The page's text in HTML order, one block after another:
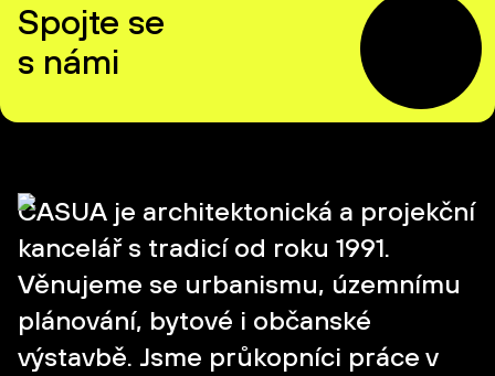
Spojte se
s námi
CASUA je architektonická a projekční
kancelář s tradicí od roku 1991.
Věnujeme se urbanismu, územnímu
plánování, bytové i občanské
výstavbě. Jsme průkopníci práce v